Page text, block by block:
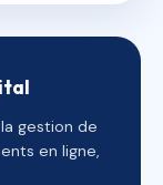
gestion de
en ligne,